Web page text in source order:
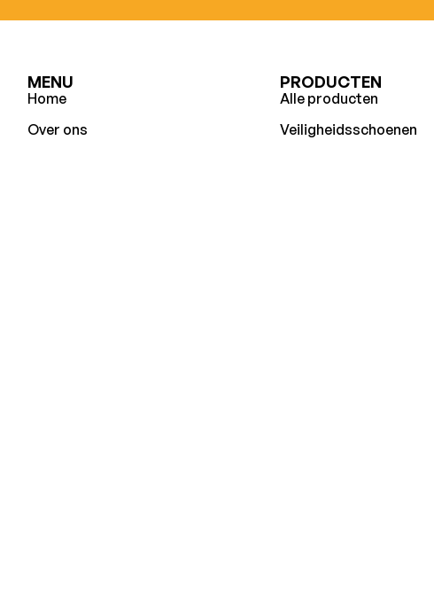
MENU
Home
Over ons
PRODUCTEN
Alle producten
Veiligheidsschoenen